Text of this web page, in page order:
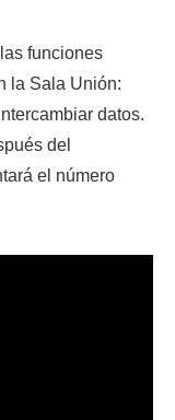
funciones
la Sala Unión:
datos.
del
el número